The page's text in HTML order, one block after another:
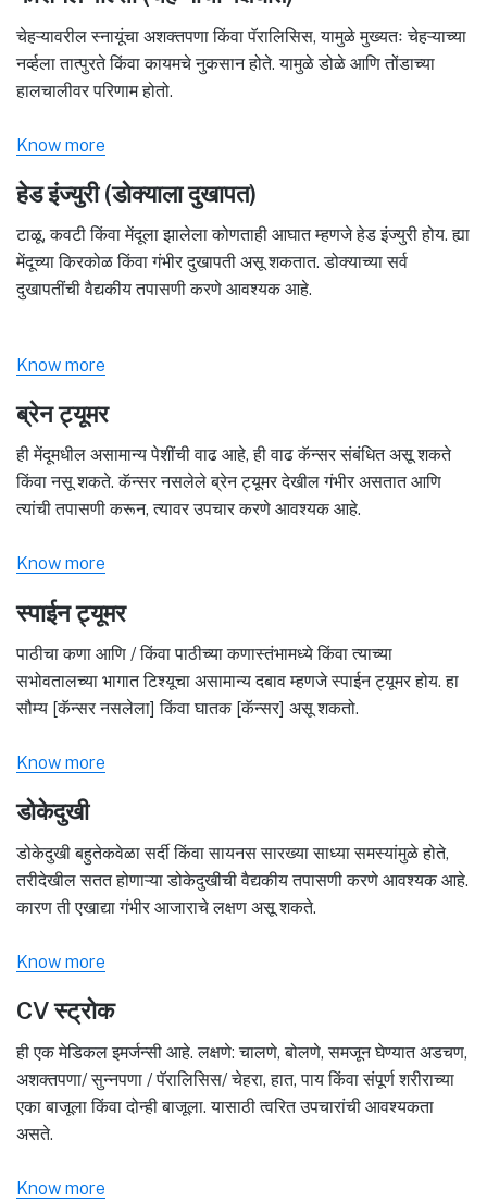
चेहऱ्यावरील स्नायूंचा अशक्तपणा किंवा पॅरालिसिस, यामुळे मुख्यतः चेहऱ्याच्या
नर्व्हला तात्पुरते किंवा कायमचे नुकसान होते. यामुळे डोळे आणि तोंडाच्या
हालचालीवर परिणाम होतो.
Know more
हेड इंज्युरी (डोक्याला दुखापत)
टाळू, कवटी किंवा मेंदूला झालेला कोणताही आघात म्हणजे हेड इंज्युरी होय. ह्या
मेंदूच्या किरकोळ किंवा गंभीर दुखापती असू शकतात. डोक्याच्या सर्व
दुखापतींची वैद्यकीय तपासणी करणे आवश्यक आहे.
Know more
ब्रेन ट्यूमर
ही मेंदूमधील असामान्य पेशींची वाढ आहे, ही वाढ कॅन्सर संबंधित असू शकते
किंवा नसू शकते. कॅन्सर नसलेले ब्रेन ट्यूमर देखील गंभीर असतात आणि
त्यांची तपासणी करून, त्यावर उपचार करणे आवश्यक आहे.
Know more
स्पाईन ट्यूमर
पाठीचा कणा आणि / किंवा पाठीच्या कणास्तंभामध्ये किंवा त्याच्या
सभोवतालच्या भागात टिश्यूचा असामान्य दबाव म्हणजे स्पाईन ट्यूमर होय. हा
सौम्य [कॅन्सर नसलेला] किंवा घातक [कॅन्सर] असू शकतो.
Know more
डोकेदुखी
डोकेदुखी बहुतेकवेळा सर्दी किंवा सायनस सारख्या साध्या समस्यांमुळे होते,
तरीदेखील सतत होणाऱ्या डोकेदुखीची वैद्यकीय तपासणी करणे आवश्यक आहे.
कारण ती एखाद्या गंभीर आजाराचे लक्षण असू शकते.
Know more
CV स्ट्रोक
ही एक मेडिकल इमर्जन्सी आहे. लक्षणे: चालणे, बोलणे, समजून घेण्यात अडचण,
अशक्तपणा/ सुन्नपणा / पॅरालिसिस/ चेहरा, हात, पाय किंवा संपूर्ण शरीराच्या
एका बाजूला किंवा दोन्ही बाजूला. यासाठी त्वरित उपचारांची आवश्यकता
असते.
Know more